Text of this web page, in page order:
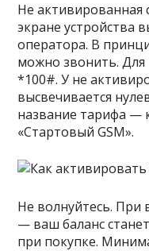
Не активированная
экране устройства
оператора. В
можно звонить. Для
*100#. У не
высвечивается
название тарифа —
«Стартовый GSM».
Не волнуйтесь. При
— ваш баланс
при покупке.